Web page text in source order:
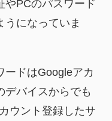
やPCのパスワード
うになっていま
ードはGoogleアカ
デバイスからでも
ウント登録したサ